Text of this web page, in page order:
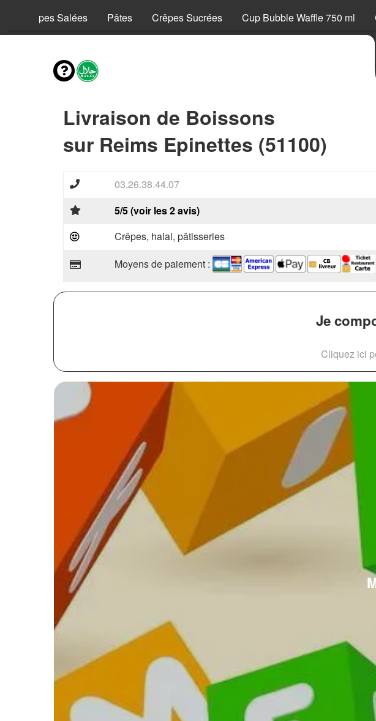
Crêpes Salées Pâtes Crêpes Sucrées Cup Bubble Waffle 750 ml
Livraison de Boissons
sur Reims Epinettes (51100)
03.26.38.44.07
5/5 (voir les 2 avis)
Crêpes, halal, pâtisseries
Moyens de paiement :
Je
Cliquez ici